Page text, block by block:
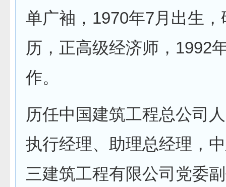
单广袖，1970年7月出生
历，正高级经济师，1992
作。
历任中国建筑工程总公司
执行经理、助理总经理，
三建筑工程有限公司党委